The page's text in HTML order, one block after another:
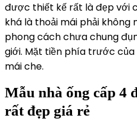
được thiết kế rất là đẹp với
khá là thoải mái phải không
phong cách chưa chung
giới. Mặt tiền phía trước
mái che.
Mẫu nhà ống cấp 4
rất đẹp giá rẻ